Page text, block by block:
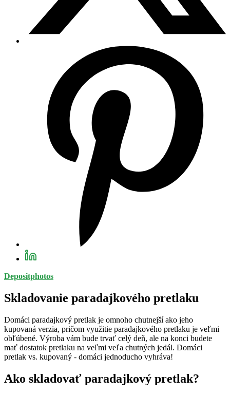
Depositphotos
Skladovanie paradajkového pretlaku
Domáci paradajkový pretlak je omnoho chutnejší ako jeho
kupovaná verzia, pričom využitie paradajkového pretlaku je veľmi
obľúbené. Výroba vám bude trvať celý deň, ale na konci budete
mať dostatok pretlaku na veľmi veľa chutných jedál. Domáci
pretlak vs. kupovaný - domáci jednoducho vyhráva!
Ako skladovať paradajkový pretlak?